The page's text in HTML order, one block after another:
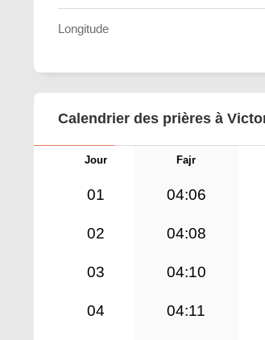
Longitude
Calendrier des prières à
Jour Fajr
01 04:06
02 04:08
03 04:10
04 04:11